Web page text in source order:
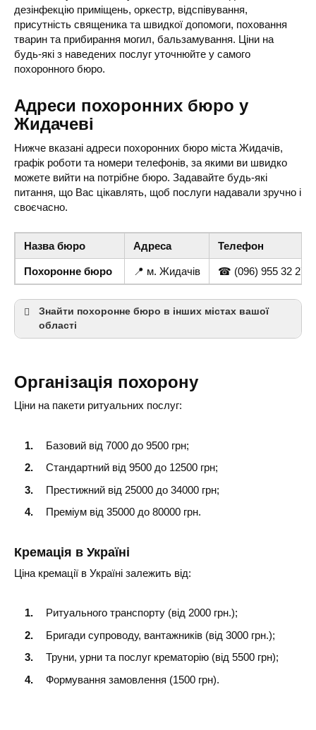
дезінфекцію приміщень, оркестр, відспівування,
присутність священика та швидкої допомоги, поховання
тварин та прибирання могил, бальзамування. Ціни на
будь-які з наведених послуг уточнюйте у самого
похоронного бюро.
Адреси похоронних бюро у
Жидачеві
Нижче вказані адреси похоронних бюро міста Жидачів,
графік роботи та номери телефонів, за якими ви швидко
можете вийти на потрібне бюро. Задавайте будь-які
питання, що Вас цікавлять, щоб послуги надавали зручно і
своєчасно.
Назва бюро Адреса Телефон
Похоронне бюро 📍 м. Жидачів ☎ (096) 955 32 27
Знайти похоронне бюро в інших містах вашої
області
Дрогобич
Самбір
Організація похорону
Ціни на пакети ритуальних послуг:
Базовий від 7000 до 9500 грн;
Стандартний від 9500 до 12500 грн;
Престижний від 25000 до 34000 грн;
Преміум від 35000 до 80000 грн.
Кремація в Україні
Ціна кремації в Україні залежить від:
Ритуального транспорту (від 2000 грн.);
Бригади супроводу, вантажників (від 3000 грн.);
Труни, урни та послуг крематорію (від 5500 грн);
Формування замовлення (1500 грн).